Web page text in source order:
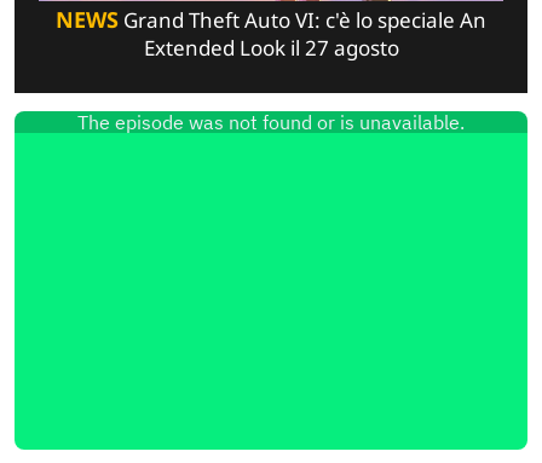
NEWS Grand Theft Auto VI: c'è lo speciale An
Extended Look il 27 agosto